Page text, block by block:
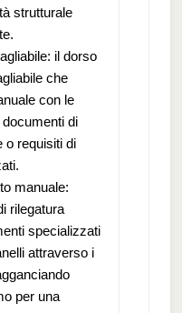
strutturale
il dorso
che
con le
di
o requisiti di
manuale:
rilegatura
specializzati
attraverso i
per una